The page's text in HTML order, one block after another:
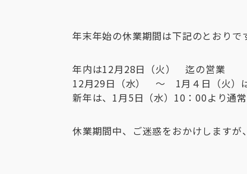
年末年始の休業期間は下記のとおりで
年内は12月28日（火） 迄の営業
12月29日（水） ～ 1月４日（火）
新年は、1月5日（水）10：00より通
休業期間中、ご迷惑をおかけしますが